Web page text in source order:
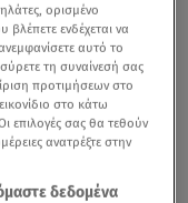
ορισμένο
βλέπετε ενδέχεται να
αυτό το
τη συναίνεσή σας
προτιμήσεων στο
στο κάτω
επιλογές σας θα τεθούν
ανατρέξτε στην
δεδομένα